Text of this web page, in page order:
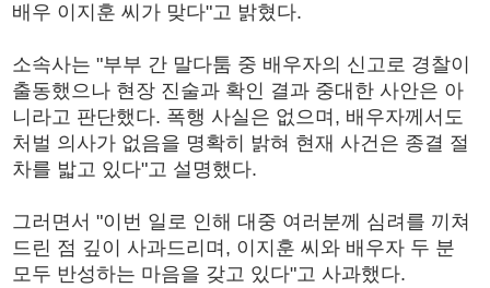
배우 이지훈 씨가 맞다"고 밝혔다.
소속사는 "부부 간 말다툼 중 배우자의 신고로 경찰이
출동했으나 현장 진술과 확인 결과 중대한 사안은 아
니라고 판단했다. 폭행 사실은 없으며, 배우자께서도
처벌 의사가 없음을 명확히 밝혀 현재 사건은 종결 절
차를 밟고 있다"고 설명했다.
그러면서 "이번 일로 인해 대중 여러분께 심려를 끼쳐
드린 점 깊이 사과드리며, 이지훈 씨와 배우자 두 분
모두 반성하는 마음을 갖고 있다"고 사과했다.